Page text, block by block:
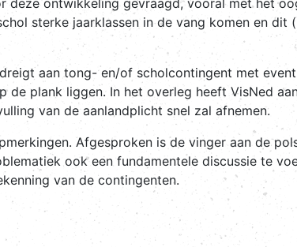
sterke jaarklassen in de vang komen en dit
aan tong- en/of scholcontingent met
de plank liggen. In het overleg heeft VisNed
van de aanlandplicht snel zal afnemen.
Afgesproken is de vinger aan de
ook een fundamentele discussie te
van de contingenten.